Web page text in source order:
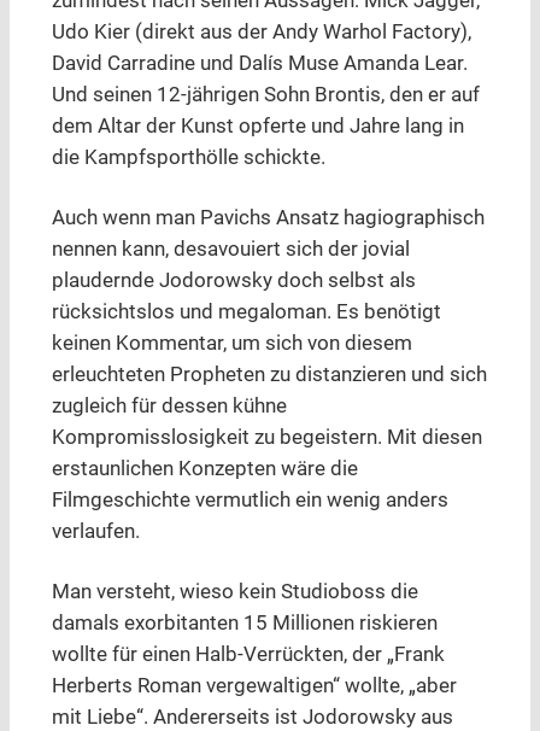
Udo Kier (direkt aus der Andy Warhol Factory),
David Carradine und Dalís Muse Amanda Lear.
Und seinen 12-jährigen Sohn Brontis, den er auf
dem Altar der Kunst opferte und Jahre lang in
die Kampfsporthölle schickte.
Auch wenn man Pavichs Ansatz hagiographisch
nennen kann, desavouiert sich der jovial
plaudernde Jodorowsky doch selbst als
rücksichtslos und megaloman. Es benötigt
keinen Kommentar, um sich von diesem
erleuchteten Propheten zu distanzieren und sich
zugleich für dessen kühne
Kompromisslosigkeit zu begeistern. Mit diesen
erstaunlichen Konzepten wäre die
Filmgeschichte vermutlich ein wenig anders
verlaufen.
Man versteht, wieso kein Studioboss die
damals exorbitanten 15 Millionen riskieren
wollte für einen Halb-Verrückten, der „Frank
Herberts Roman vergewaltigen“ wollte, „aber
mit Liebe“. Andererseits ist Jodorowsky aus